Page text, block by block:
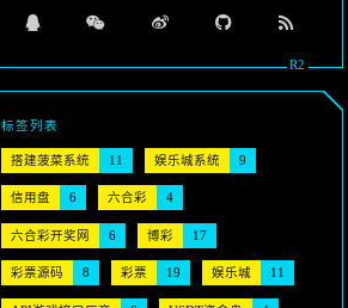
标签列表
搭建菠菜系统 11 娱乐城系统 9
信用盘 6 六合彩 4
六合彩开奖网 6 博彩 17
彩票源码 8 彩票 19 娱乐城 11